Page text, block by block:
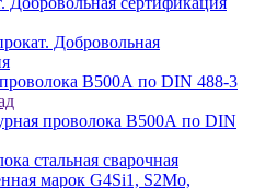
Добровольная
В500А по DIN 488-3
проволока В500А по DIN
стальная сварочная
марок G4Si1, S2Mo,